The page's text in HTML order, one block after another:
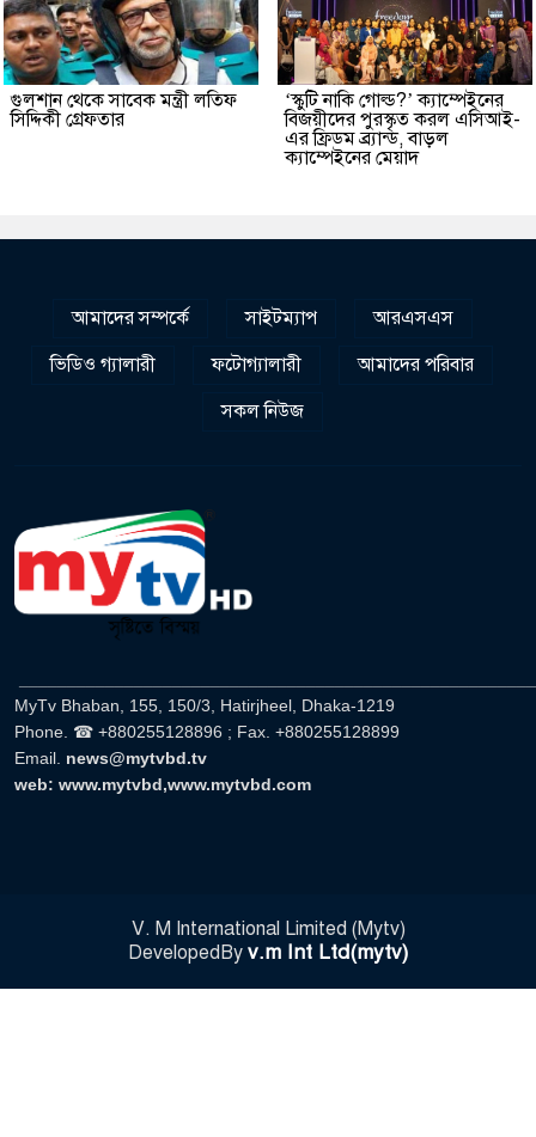
গুলশান থেকে সাবেক মন্ত্রী লতিফ
সিদ্দিকী গ্রেফতার
‘স্কুটি নাকি গোল্ড?’ ক্যাম্পেইনের
বিজয়ীদের পুরস্কৃত করল এসিআই-
এর ফ্রিডম ব্র্যান্ড, বাড়ল
ক্যাম্পেইনের মেয়াদ
আমাদের সম্পর্কে সাইটম্যাপ
আরএসএস
ভিডিও গ্যালারী
ফটোগ্যালারী
আমাদের পরিবার
সকল নিউজ
MyTv Bhaban, 155, 150/3, Hatirjheel, Dhaka-1219
Phone. ☎ +880255128896 ; Fax. +880255128899
Email. news@mytvbd.tv
web: www.mytvbd,www.mytvbd.com
V. M International Limited (Mytv)
DevelopedBy v.m Int Ltd(mytv)